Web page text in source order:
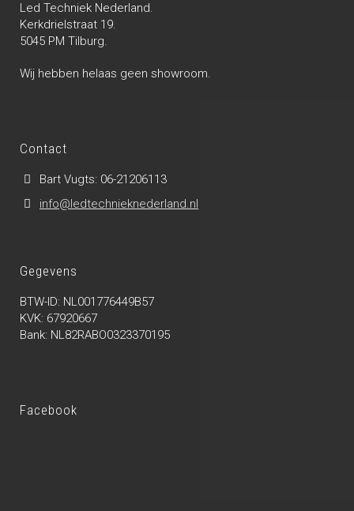
Led Techniek Nederland.
Kerkdrielstraat 19.
5045 PM Tilburg.
Wij hebben helaas geen showroom.
Contact
Bart Vugts: 06-21206113
info@ledtechnieknederland.nl
Gegevens
BTW-ID: NL001776449B57
KVK: 67920667
Bank: NL82RABO0323370195
Facebook